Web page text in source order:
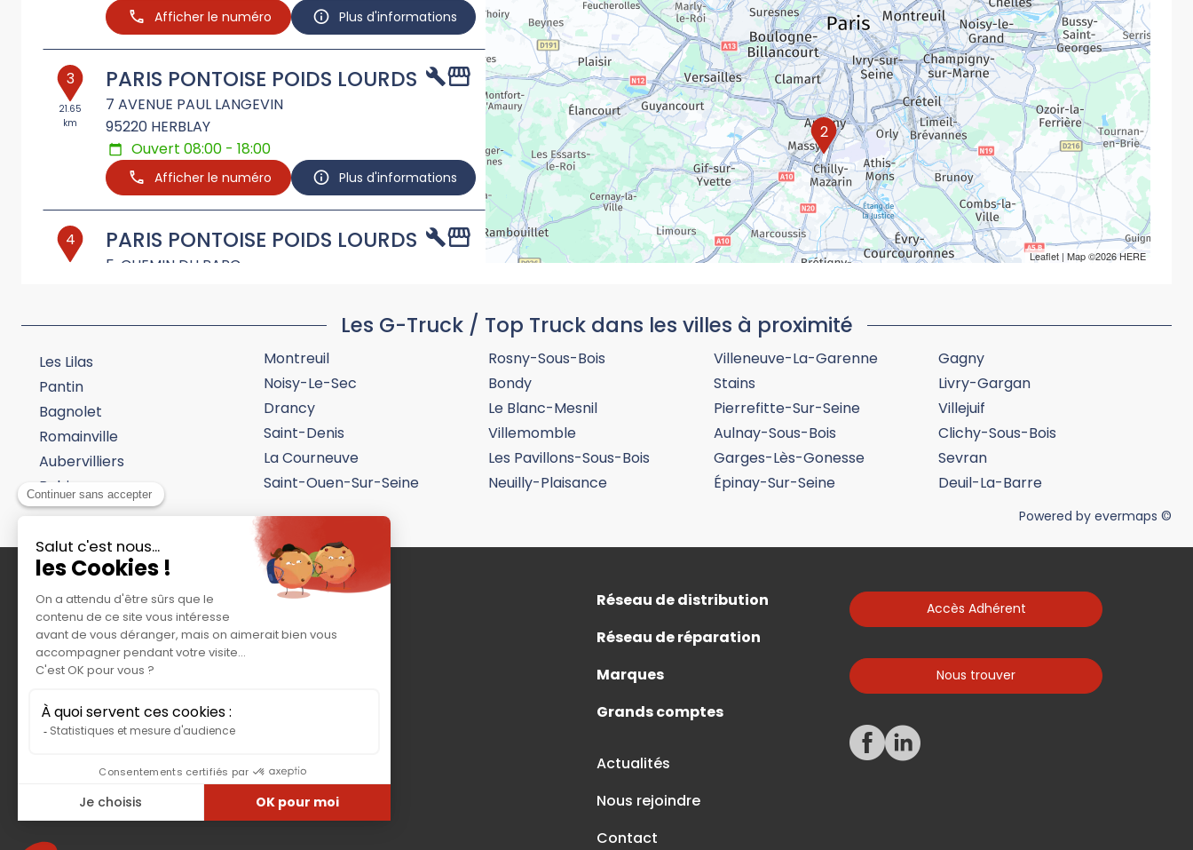
Afficher le numéro Plus d'informations
3
21.65
km
PARIS PONTOISE POIDS LOURDS
7 AVENUE PAUL LANGEVIN
95220 HERBLAY
Ouvert 08:00 - 18:00
Afficher le numéro Plus d'informations
4 PARIS PONTOISE POIDS LOURDS
5, CHEMIN DU PARC
Plus d'informations
26.86
km
27 MAIL JOLIOT CURIE
95310
SAINT OUEN L'AUMONE
Afficher le numéro
2
Leaflet| Map ©2026HERE
Les G-Truck / Top Truck dans les villes à proximité
Les Lilas
Pantin
Bagnolet
Romainville
Aubervilliers
Bobigny
Montreuil
Noisy-Le-Sec
Drancy
Saint-Denis
La Courneuve
Saint-Ouen-Sur-Seine
Rosny-Sous-Bois
Bondy
Le Blanc-Mesnil
Villemomble
Les Pavillons-Sous-Bois
Neuilly-Plaisance
Villeneuve-La-Garenne
Stains
Pierrefitte-Sur-Seine
Aulnay-Sous-Bois
Garges-Lès-Gonesse
Épinay-Sur-Seine
Gagny
Livry-Gargan
Villejuif
Clichy-Sous-Bois
Sevran
Deuil-La-Barre
Powered by evermaps ©
G-TRUCK / TOP TRUCK
92309 LEVALLOIS PERRET
Réseau de distribution
Réseau de réparation
Marques
Grands comptes
Actualités
Nous rejoindre
Contact
Accès Adhérent
Nous trouver